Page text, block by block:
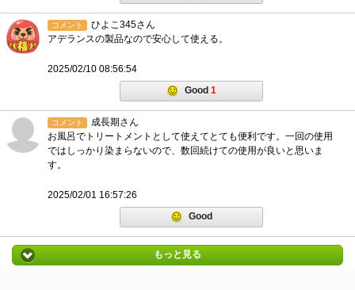
コメント
ひよこ345さん
アデランスの製品なので安心して使える。
2025/02/10 08:56:54
Good 1
コメント
成長期さん
お風呂でトリートメントとして使えてとても便利です。一回の使用
ではしっかり染まらないので、数回続けての使用が良いと思いま
す。
2025/02/01 16:57:26
Good
もっと見る